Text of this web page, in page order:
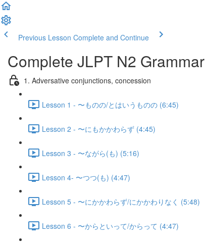
Previous Lesson Complete and Continue
Complete JLPT N2 Grammar
1. Adversative conjunctions, concession
Lesson 1 - 〜ものの/とはいうものの (6:45)
Lesson 2 - 〜にもかかわらず (4:45)
Lesson 3 - 〜ながら(も) (5:16)
Lesson 4- 〜つつ(も) (4:47)
Lesson 5 - 〜にかかわらず/にかかわりなく (5:48)
Lesson 6 - 〜からといって/からって (4:47)